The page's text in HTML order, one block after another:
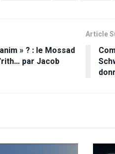
» ? : le Mossad
par Jacob
Article